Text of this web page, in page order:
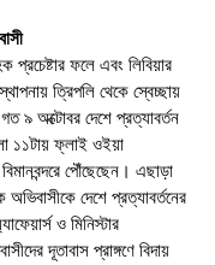
প্রচেষ্টার ফলে এবং লিবিয়ার
ত্রিপলি থেকে স্বেচ্ছায়
৯ অক্টোবর দেশে প্রত্যাবর্তন
১১টায় ফ্লাই ওইয়া
পৌঁছেছেন। এছাড়া
দেশে প্রত্যাবর্তনের
ও মিনিস্টার
দূতাবাস প্রাঙ্গণে বিদায়